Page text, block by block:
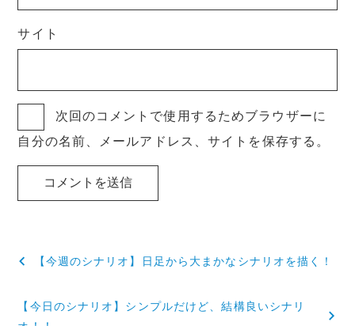
サイト
次回のコメントで使用するためブラウザーに
自分の名前、メールアドレス、サイトを保存する。
投
ナ
【今週のシナリオ】日足から大まかなシナリオを描く！
【今日のシナリオ】シンプルだけど、結構良いシナリ